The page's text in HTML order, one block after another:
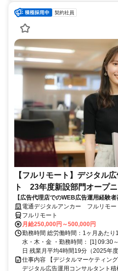
契約社員
【フルリモート】デジタル
ト 23年度新設部門オープ
【広告代理店でのWEB広告運用経験
G／全国×完全在宅／年休126日・土日
電通デジタルアンカー フルリモー
フルリモート
月給250,000円～500,000円
勤務時間 総労働時間：1ヶ月あたり
水・木・金 ・勤務時間： [1] 09:30
日 残業月平均4時間19分（2025年度
仕事内容 【デジタルマーケティン
デジタル広告運用コンサルタント